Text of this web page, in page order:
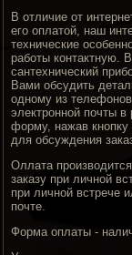
В отличие от
его оплатой, наш
технические
работы
сантехнический
Вами обсудить
одному из
электронной почты
форму, нажав
для обсуждения
Оллата
заказу при личной
при личной встрече
почте.
Форма оплаты -